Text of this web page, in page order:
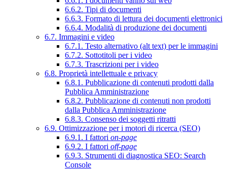
6.6.2. Tipi di documenti
6.6.3. Formato di lettura dei documenti elettronici
6.6.4. Modalità di produzione dei documenti
6.7. Immagini e video
6.7.1. Testo alternativo (alt text) per le immagini
6.7.2. Sottotitoli per i video
6.7.3. Trascrizioni per i video
6.8. Proprietà intellettuale e privacy
6.8.1. Pubblicazione di contenuti prodotti dalla
Pubblica Amministrazione
6.8.2. Pubblicazione di contenuti non prodotti
dalla Pubblica Amministrazione
6.8.3. Consenso dei soggetti ritratti
6.9. Ottimizzazione per i motori di ricerca (SEO)
6.9.1. I fattori on-page
6.9.2. I fattori off-page
6.9.3. Strumenti di diagnostica SEO: Search
Console